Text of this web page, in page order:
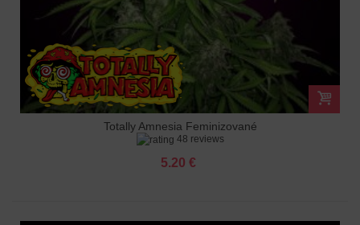
Totally Amnesia Feminizované
48 reviews
5.20 €